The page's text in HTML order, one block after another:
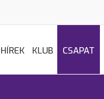
HÍREK KLUB CSAPAT